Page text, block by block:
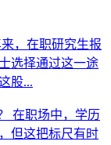
，在职研究生报
选择通过这一途
股...
在职场中，学历
但这把标尺有时